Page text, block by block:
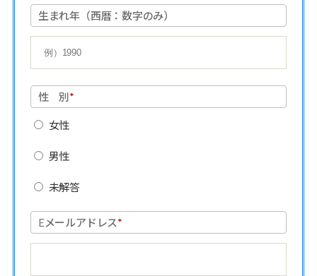
生まれ年（西暦：数字のみ）
性 別*
女性
男性
未解答
Eメールアドレス*